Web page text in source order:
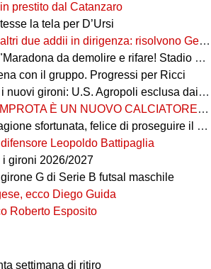
prestito dal Catanzaro
la tela per D’Ursi
addii in dirigenza: risolvono Gerbo e Zanardini
da demolire e rifare! Stadio nuovo in ex area Q8"
con il gruppo. Progressi per Ricci
gironi: U.S. Agropoli esclusa dai ripescaggi
È UN NUOVO CALCIATORE DEL GIUGLIANO
sfortunata, felice di proseguire il percorso"
Leopoldo Battipaglia
gironi 2026/2027
G di Serie B futsal maschile
ecco Diego Guida
Roberto Esposito
settimana di ritiro